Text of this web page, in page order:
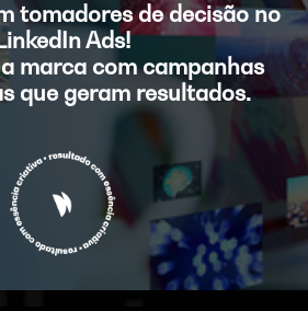
tomadores de decisão no
Ads!
marca com campanhas
que geram resultados.